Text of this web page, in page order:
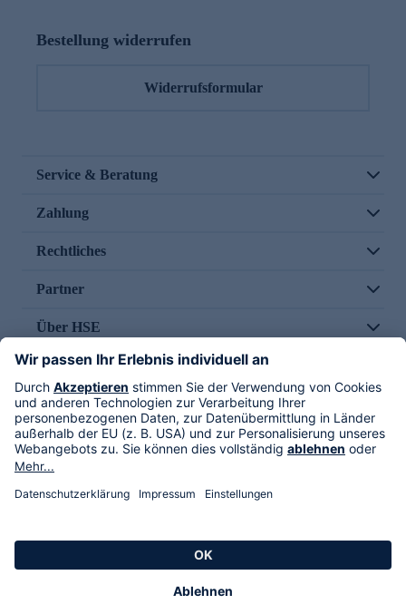
Bestellung widerrufen
Widerrufsformular
Service & Beratung
Zahlung
Rechtliches
Partner
Über HSE
Im TV
HSE International